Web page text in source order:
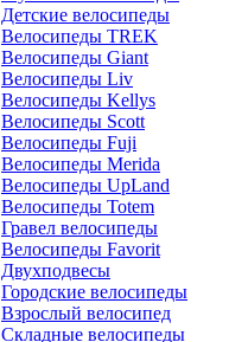
Детские велосипеды
Велосипеды TREK
Велосипеды Giant
Велосипеды Liv
Велосипеды Kellys
Велосипеды Scott
Велосипеды Fuji
Велосипеды Merida
Велосипеды UpLand
Велосипеды Totem
Гравел велосипеды
Велосипеды Favorit
Двухподвесы
Городские велосипеды
Взрослый велосипед
Складные велосипеды